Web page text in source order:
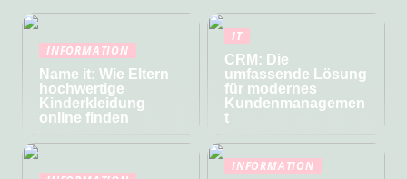
INFORMATION
Name it: Wie Eltern
hochwertige
Kinderkleidung
online finden
IT
CRM: Die
umfassende Lösung
für modernes
Kundenmanagemen
t
INFORMATION